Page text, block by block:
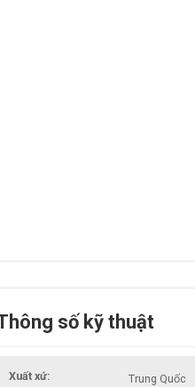
số kỹ thuật
Xuất xứ Trung Quốc